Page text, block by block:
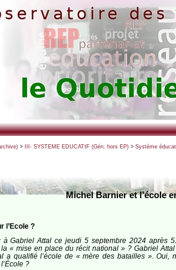
> III- SYSTEME EDUCATIF (Gén. hors EP)> Système
Michel Barnier et l’école
l’Ecole ?
Gabriel Attal ce jeudi 5 septembre 2024 après
« mise en place du récit national » ? Gabriel
a qualifié l’école de « mère des batailles ».
?